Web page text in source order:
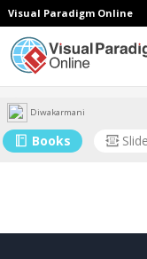
Visual Paradigm Online
Diwakarmani
Books